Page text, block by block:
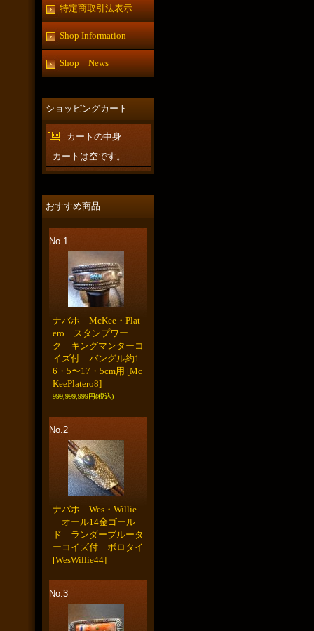
特定商取引法表示
Shop Information
Shop News
ショッピングカート
カートの中身
カートは空です。
おすすめ商品
No.1
ナバホ McKee・Plat
ero スタンプワー
ク キングマンターコ
イズ付 バングル約1
6・5〜17・5cm用 [Mc
KeePlatero8]
999,999,999円(税込)
No.2
ナバホ Wes・Willie
オール14金ゴール
ド ランダーブルータ
ーコイズ付 ボロタイ
[WesWillie44]
No.3